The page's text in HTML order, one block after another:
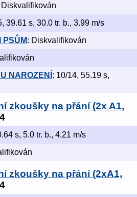
Diskvalifikován
39.61 s, 30.0 tr. b., 3.99 m/s
PSŮM: Diskvalifikován
NAROZENÍ : 10/14, 55.19 s,
zkoušky na přání (2x A1,
s, 5.0 tr. b., 4.21 m/s
zkoušky na přání (2xA1,